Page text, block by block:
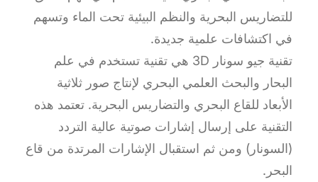
للتضاريس البحرية والنظم البيئية تحت الماء وتسهم
في اكتشافات علمية جديدة.
تقنية جيو سونار 3D هي تقنية تستخدم في علم
البحار والبحث العلمي البحري لإنتاج صور ثلاثية
الأبعاد للقاع البحري والتضاريس البحرية. تعتمد هذه
التقنية على إرسال إشارات صوتية عالية التردد
(السونار) ومن ثم استقبال الإشارات المرتدة من قاع
البحر.